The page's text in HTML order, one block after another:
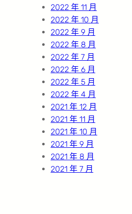
2022 年 11 月
2022 年 10 月
2022 年 9 月
2022 年 8 月
2022 年 7 月
2022 年 6 月
2022 年 5 月
2022 年 4 月
2021 年 12 月
2021 年 11 月
2021 年 10 月
2021 年 9 月
2021 年 8 月
2021 年 7 月